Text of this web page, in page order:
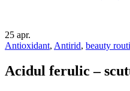
25 apr.
Antioxidant, Antirid, beauty
Acidul ferulic –